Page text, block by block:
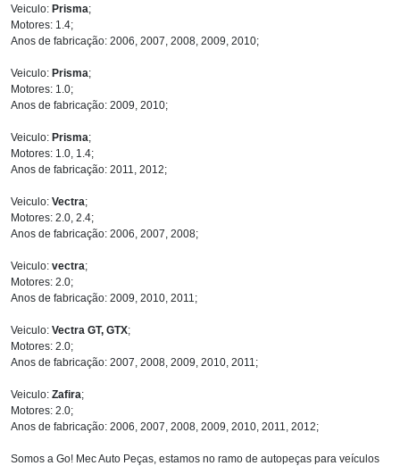
Veiculo: Prisma;
Motores: 1.4;
Anos de fabricação: 2006, 2007, 2008, 2009, 2010;
Veiculo: Prisma;
Motores: 1.0;
Anos de fabricação: 2009, 2010;
Veiculo: Prisma;
Motores: 1.0, 1.4;
Anos de fabricação: 2011, 2012;
Veiculo: Vectra;
Motores: 2.0, 2.4;
Anos de fabricação: 2006, 2007, 2008;
Veiculo: vectra;
Motores: 2.0;
Anos de fabricação: 2009, 2010, 2011;
Veiculo: Vectra GT, GTX;
Motores: 2.0;
Anos de fabricação: 2007, 2008, 2009, 2010, 2011;
Veiculo: Zafira;
Motores: 2.0;
Anos de fabricação: 2006, 2007, 2008, 2009, 2010, 2011, 2012;
Somos a Go! Mec Auto Peças, estamos no ramo de autopeças para veículos